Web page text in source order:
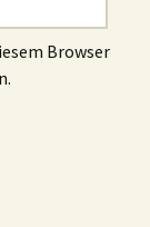
Browser